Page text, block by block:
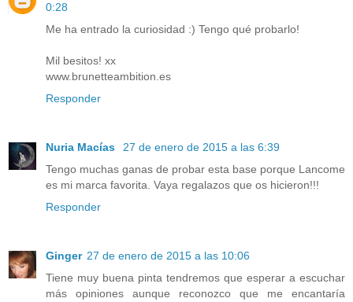
0:28
Me ha entrado la curiosidad :) Tengo qué probarlo!
Mil besitos! xx
www.brunetteambition.es
Responder
Nuria Macías
27 de enero de 2015 a las 6:39
Tengo muchas ganas de probar esta base porque Lancome
es mi marca favorita. Vaya regalazos que os hicieron!!!
Responder
Ginger 27 de enero de 2015 a las 10:06
Tiene muy buena pinta tendremos que esperar a escuchar
más opiniones aunque reconozco que me encantaría